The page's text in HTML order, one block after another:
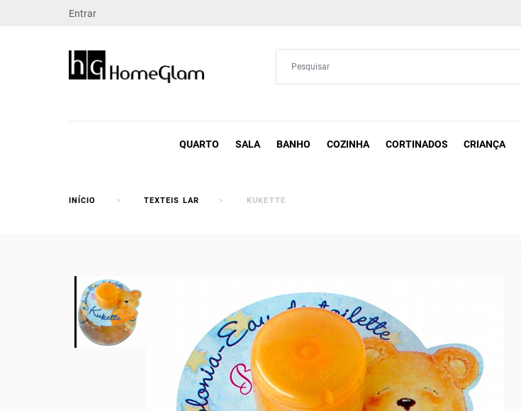
Entrar
QUARTO SALA BANHO COZINHA CORTINADOS CRIANÇA
INÍCIO TEXTEIS LAR KUKETTE